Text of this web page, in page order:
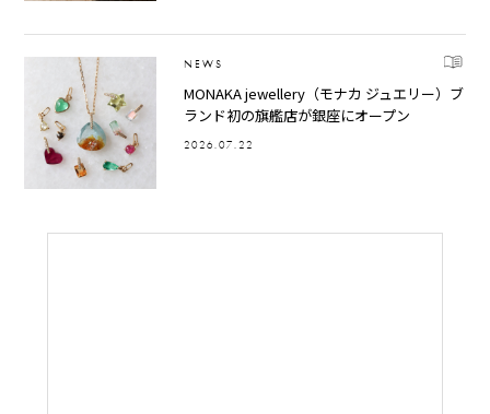
NEWS
MONAKA jewellery（モナカ ジュエリー）ブ
ランド初の旗艦店が銀座にオープン
2026.07.22